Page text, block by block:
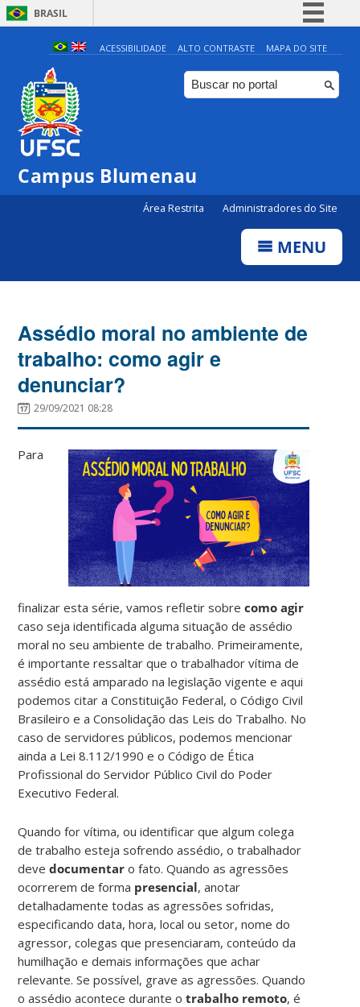
BRASIL
Simplifique!
Comunica BR
Participe
ACESSIBILIDADE ALTO CONTRASTE MAPA DO SITE
Campus Blumenau
Área Restrita Administradores do Site
MENU
Assédio moral no ambiente de
trabalho: como agir e
denunciar?
29/09/2021 08:28
Para
finalizar esta série, vamos refletir sobrecomo agir
caso seja identificada alguma situação de assédio
moral no seu ambiente de trabalho. Primeiramente,
é importante ressaltar que o trabalhador vítima de
assédio está amparado na legislação vigente e aqui
podemos citar a Constituição Federal, o Código Civil
Brasileiro e a Consolidação das Leis do Trabalho. No
caso de servidores públicos, podemos mencionar
ainda a Lei 8.112/1990 e o Código de Ética
Profissional do Servidor Público Civil do Poder
Executivo Federal.
Quando for vítima, ou identificar que algum colega
de trabalho esteja sofrendo assédio, o trabalhador
devedocumentar o fato. Quando as agressões
ocorrerem de forma presencial, anotar
detalhadamente todas as agressões sofridas,
especificando data, hora, local ou setor, nome do
agressor, colegas que presenciaram, conteúdo da
humilhação e demais informações que achar
relevante. Se possível, grave as agressões. Quando
o assédio acontece durante otrabalho remoto, é